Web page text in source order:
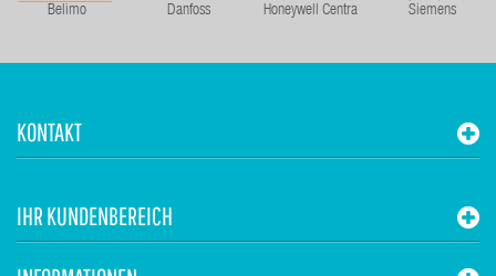
Belimo Danfoss Honeywell Centra Siemens
KONTAKT
IHR KUNDENBEREICH